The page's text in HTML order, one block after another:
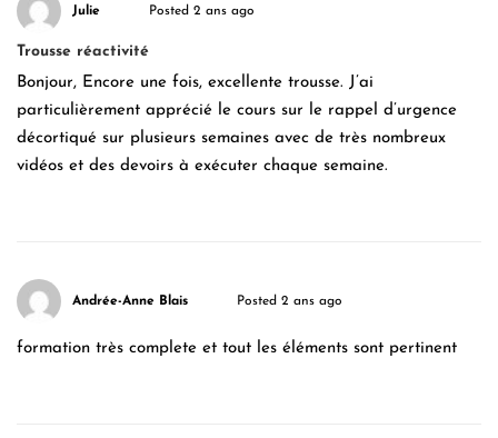
Julie Posted 2 ans ago
Trousse réactivité
Bonjour, Encore une fois, excellente trousse. J’ai
particulièrement apprécié le cours sur le rappel d’urgence
décortiqué sur plusieurs semaines avec de très nombreux
vidéos et des devoirs à exécuter chaque semaine.
Andrée-Anne Blais Posted 2 ans ago
formation très complete et tout les éléments sont pertinent